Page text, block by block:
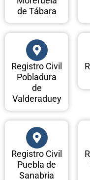
de Tábara
Registro Civil
Pobladura
de
Valderaduey
Registro Civil
Puebla de
Sanabria